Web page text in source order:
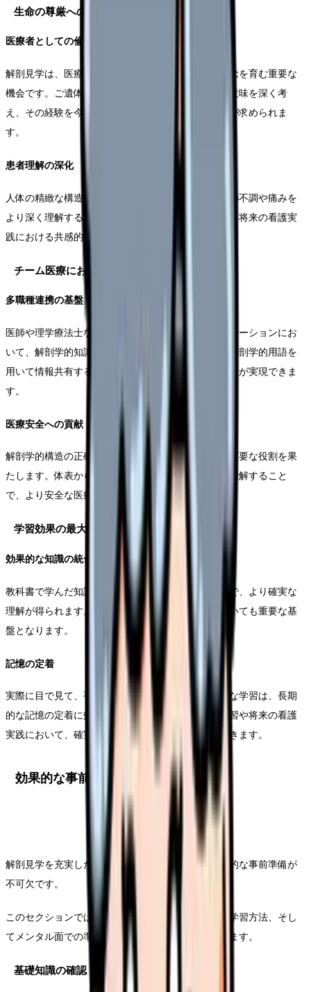
生命の尊厳への理解
医療者としての倫理観
解剖見学は、医療者として持つべき生命への畏敬の念を育む重要な
機会です。ご遺体を通じて学ばせていただくことの意味を深く考
え、その経験を今後の看護実践に活かしていく姿勢が求められま
す。
患者理解の深化
人体の精緻な構造を理解することは、患者さんの体の不調や痛みを
より深く理解することにつながります。この経験は、将来の看護実
践における共感的な患者理解の基礎となります。
チーム医療における共通言語
多職種連携の基盤
医師や理学療法士など、他の医療職者とのコミュニケーションにお
いて、解剖学的知識は共通言語となります。正確な解剖学的用語を
用いて情報共有することで、より効果的なチーム医療が実現できま
す。
医療安全への貢献
解剖学的構造の正確な理解は、医療事故の防止にも重要な役割を果
たします。体表からは見えない構造物の位置関係を理解すること
で、より安全な医療の提供が可能になります。
学習効果の最大化
効果的な知識の統合
教科書で学んだ知識と実際の構造を結びつけることで、より確実な
理解が得られます。この経験は、その後の学習においても重要な基
盤となります。
記憶の定着
実際に目で見て、手で触れることで得られる体験的な学習は、長期
的な記憶の定着に効果的です。この経験は、臨床実習や将来の看護
実践において、確実な知識として活用することができます。
効果的な事前準備の方法
解剖見学を充実した学習機会とするためには、計画的な事前準備が
不可欠です。
このセクションでは、基礎知識の確認から具体的な学習方法、そし
てメンタル面での準備まで、体系的に解説していきます。
基礎知識の確認